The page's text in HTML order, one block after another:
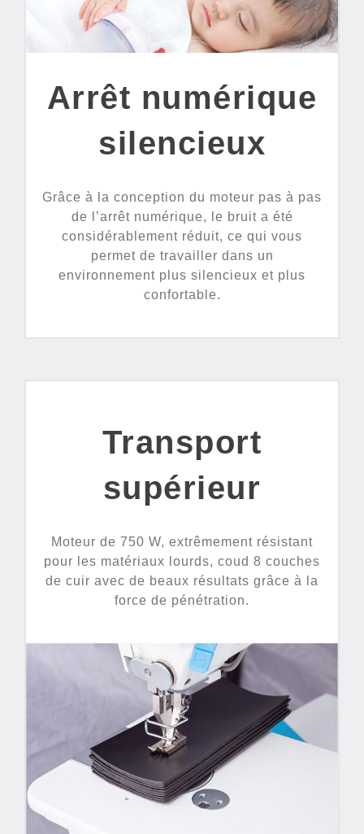
Arrêt numérique
silencieux
Grâce à la conception du moteur pas à pas
de l’arrêt numérique, le bruit a été
considérablement réduit, ce qui vous
permet de travailler dans un
environnement plus silencieux et plus
confortable.
Transport
supérieur
Moteur de 750 W, extrêmement résistant
pour les matériaux lourds, coud 8 couches
de cuir avec de beaux résultats grâce à la
force de pénétration.